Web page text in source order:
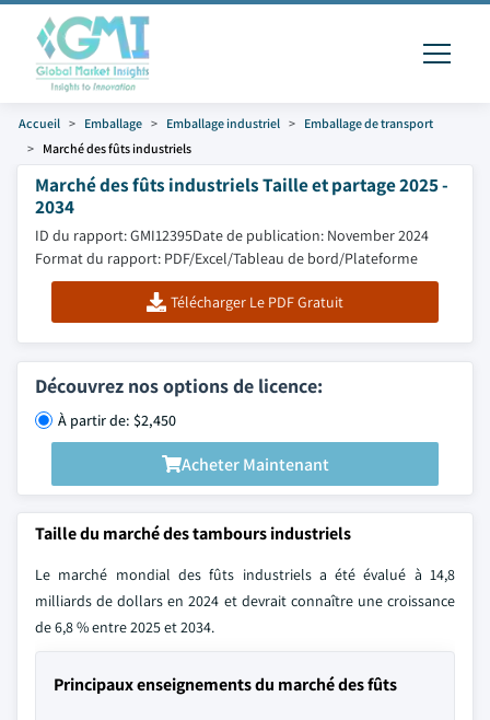
Accueil Emballage Emballage industriel
Emballage de transport
Marché des fûts industriels
Marché des fûts industriels Taille et partage 2025 -
2034
ID du rapport: GMI12395Date de publication: November 2024
Format du rapport: PDF/Excel/Tableau de bord/Plateforme
Télécharger Le PDF Gratuit
Découvrez nos options de licence:
À partir de: $2,450
Acheter Maintenant
Taille du marché des tambours industriels
Le marché mondial des fûts industriels a été évalué à 14,8
milliards de dollars en 2024 et devrait connaître une croissance
de 6,8 % entre 2025 et 2034.
Principaux enseignements du marché des fûts